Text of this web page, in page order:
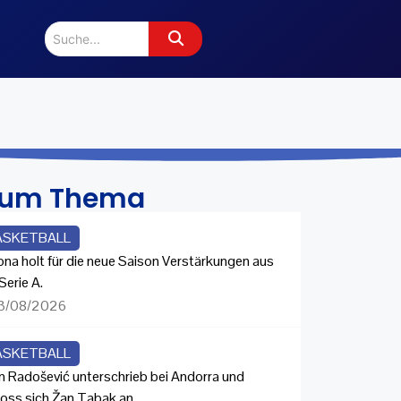
Thema
holt für die neue Saison Verstärkungen aus
A.
08/2026
Radošević unterschrieb bei Andorra und